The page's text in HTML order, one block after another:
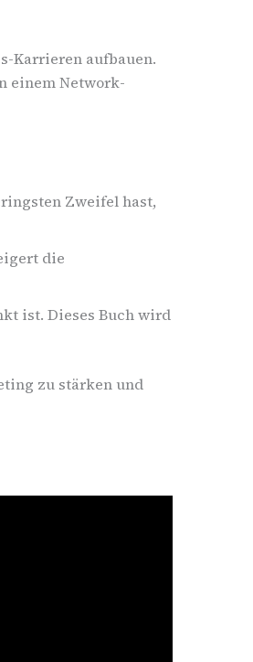
Karrieren aufbauen.
einem Network-
Zweifel hast,
die
ist. Dieses Buch wird
zu stärken und